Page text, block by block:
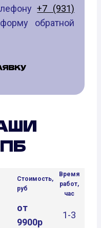
+7 (931)
обратной
Стоимость,
руб
Время
работ,
час
от
9900р
1-3